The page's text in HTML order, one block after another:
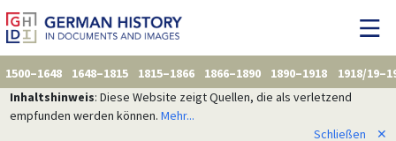
1500–1648 1648–1815 1815–1866 1866–1890 1890–1918
1918/
Inhaltshinweis: Diese Website zeigt Quellen, die als verletzend
empfunden werden können. Mehr...
Schließen
✕